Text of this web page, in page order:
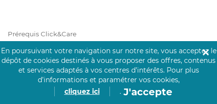
Prérequis Click&Care
Protection des Données
En poursuivant votre navigation sur notre site, vous acceptez le
dépôt de cookies destinés à vous proposer des offres, contenus
et services adaptés à vos centres d’intérêts. Pour plus
d’informations et paramétrer vos cookies,
cliquez ici
. J'accepte
✕